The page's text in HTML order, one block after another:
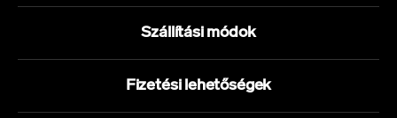
Szállítási módok
Fizetési lehetőségek